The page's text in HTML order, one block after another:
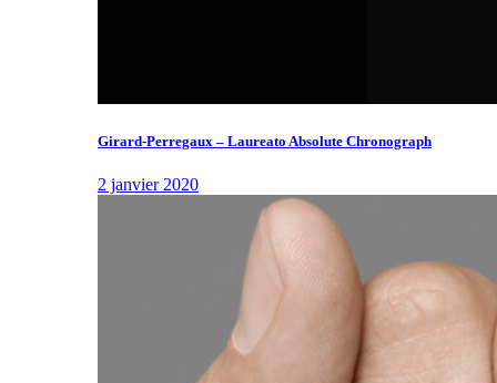
Girard-Perregaux – Laureato Absolute Chronograph
2 janvier 2020